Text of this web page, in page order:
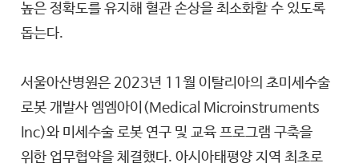
높은 정확도를 유지해 혈관 손상을 최소화할 수 있도록
돕는다.
서울아산병원은 2023년 11월 이탈리아의 초미세수술
로봇 개발사 엠엠아이(Medical Microinstruments
Inc)와 미세수술 로봇 연구 및 교육 프로그램 구축을
위한 업무협약을 체결했다. 아시아태평양 지역 최초로